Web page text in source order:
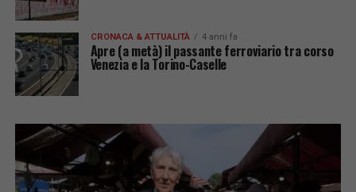
CRONACA & ATTUALITÀ 4 anni fa
Apre (a metà) il passante ferroviario tra corso
Venezia e la Torino-Caselle